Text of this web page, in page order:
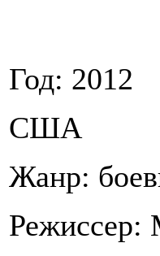
Год: 2012
США
Жанр:
Режиссер: